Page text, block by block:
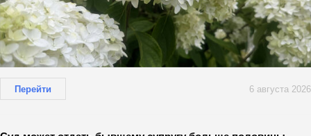
Перейти 6 августа 2026